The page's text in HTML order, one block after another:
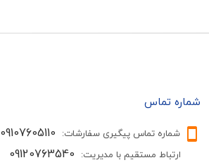
شماره تماس
شماره تماس پیگیری سفارشات: 09107605110
ارتباط مستقیم با مدیریت: 09120763540